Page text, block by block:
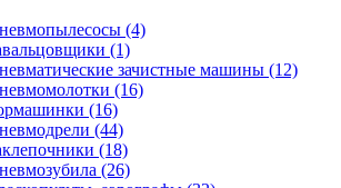
(4)
(1)
зачистные машины (12)
(16)
(16)
(44)
(18)
(26)